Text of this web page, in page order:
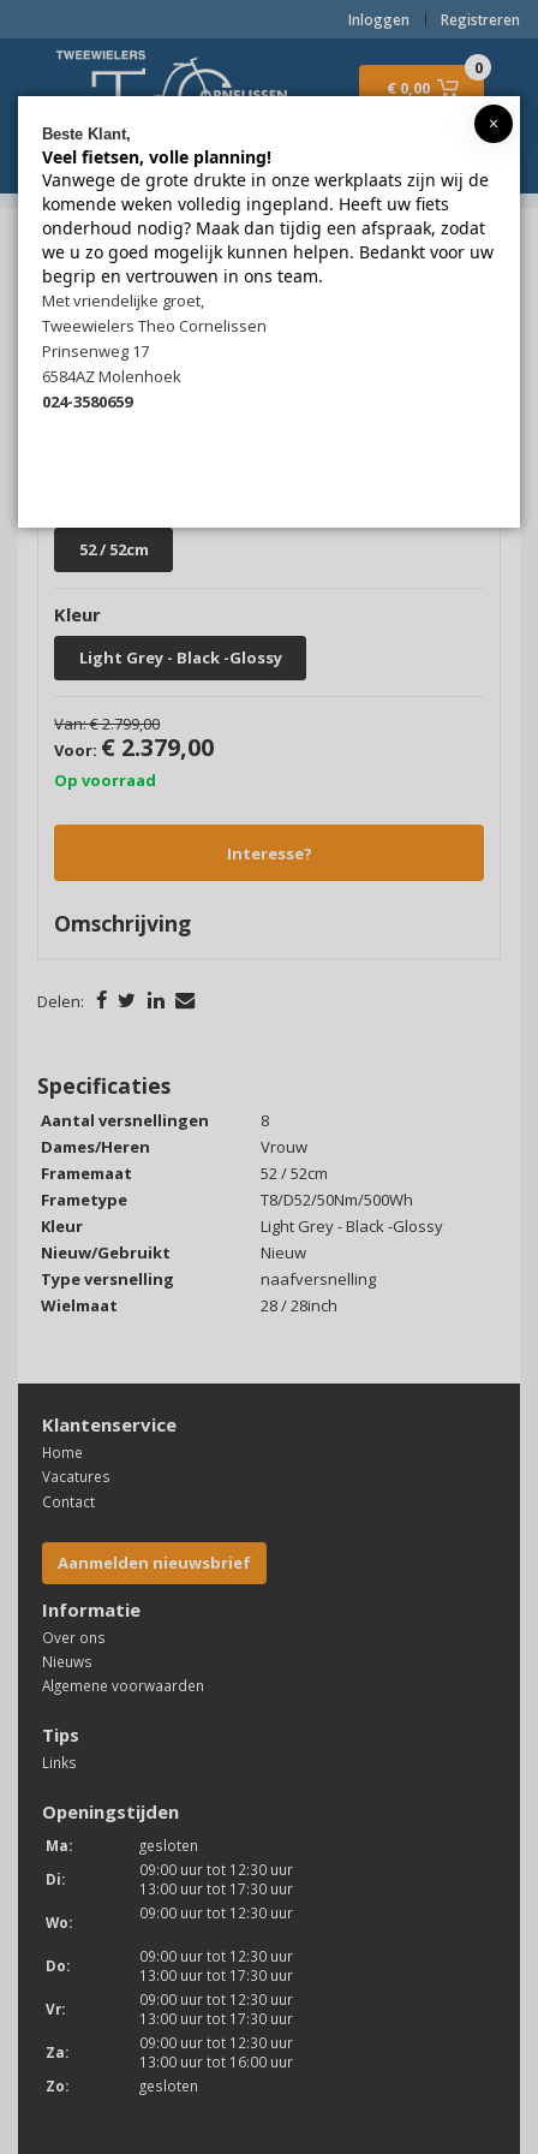
Registreren
Inloggen
0
€ 0,00
Menu
2wielerstheocornelissen.nl
Fietsen
Elektrisch middenmotor
Ebike das OriginalComfort Plus
Ebike das Original
Dames/Heren
52 / 52cm
Kleur
Light Grey - Black -Glossy
Van:€ 2.799,00
Voor: € 2.379,00
Op voorraad
Interesse?
Omschrijving
Delen:
Specificaties
Aantal versnellingen
8
Dames/Heren
Vrouw
Framemaat
52 / 52cm
Frametype
T8/D52/50Nm/500Wh
Kleur
Light Grey - Black -Glossy
Nieuw/Gebruikt
Nieuw
Type versnelling
naafversnelling
Wielmaat
28 / 28inch
Klantenservice
Home
Vacatures
Contact
Aanmelden nieuwsbrief
Informatie
Over ons
Nieuws
Algemene voorwaarden
Tips
Links
Openingstijden
Ma:
gesloten
Di:
09:00 uur tot 12:30 uur
13:00 uur tot 17:30 uur
Wo:
09:00 uur tot 12:30 uur
Do:
09:00 uur tot 12:30 uur
13:00 uur tot 17:30 uur
Vr:
09:00 uur tot 12:30 uur
13:00 uur tot 17:30 uur
Za:
09:00 uur tot 12:30 uur
13:00 uur tot 16:00 uur
Zo:
gesloten
×
Beste Klant,
Veel fietsen, volle planning!
Vanwege de grote drukte in onze werkplaats zijn wij de
komende weken volledig ingepland. Heeft uw fiets
onderhoud nodig? Maak dan tijdig een afspraak, zodat
we u zo goed mogelijk kunnen helpen. Bedankt voor uw
begrip en vertrouwen in ons team.
Met vriendelijke groet,
Tweewielers Theo Cornelissen
Prinsenweg 17
6584AZ Molenhoek
024-3580659